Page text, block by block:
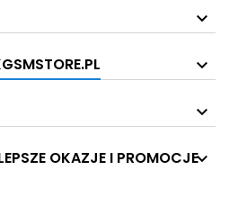
OKAZJE I PROMOCJE